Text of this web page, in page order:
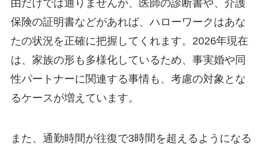
由だけでは通りませんが、医師の診断書や、介護
保険の証明書などがあれば、ハローワークはあな
たの状況を正確に把握してくれます。2026年現在
は、家族の形も多様化しているため、事実婚や同
性パートナーに関連する事情も、考慮の対象とな
るケースが増えています。
また、通勤時間が往復で3時間を超えるようになる